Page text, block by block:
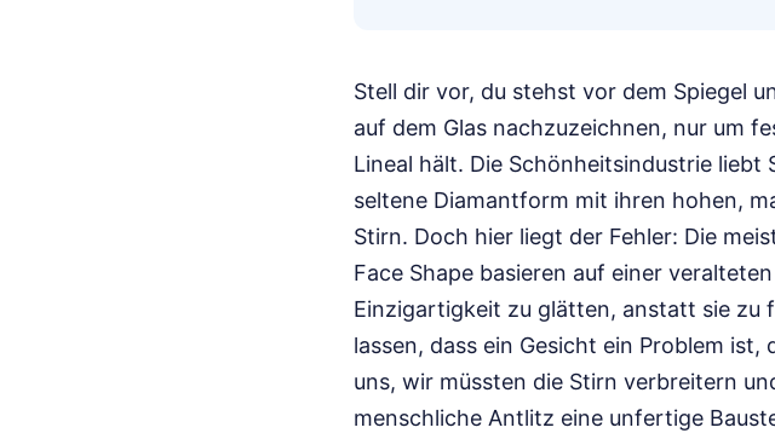
Stell dir vor, du stehst vor dem Spiegel
auf dem Glas nachzuzeichnen, nur um
Lineal hält. Die Schönheitsindustrie
seltene Diamantform mit ihren hohen,
Stirn. Doch hier liegt der Fehler: Die
Face Shape basieren auf einer
Einzigartigkeit zu glätten, anstatt sie zu
lassen, dass ein Gesicht ein Problem
uns, wir müssten die Stirn verbreitern
menschliche Antlitz eine unfertige